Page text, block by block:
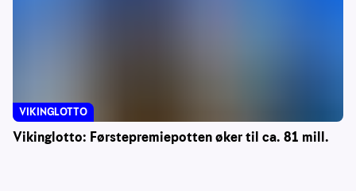
Vikinglotto: Førstepremiepotten øker til ca. 81 mill.
VIKINGLOTTO